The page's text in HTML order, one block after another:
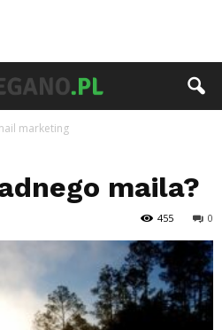
marketing
maila?
0
455